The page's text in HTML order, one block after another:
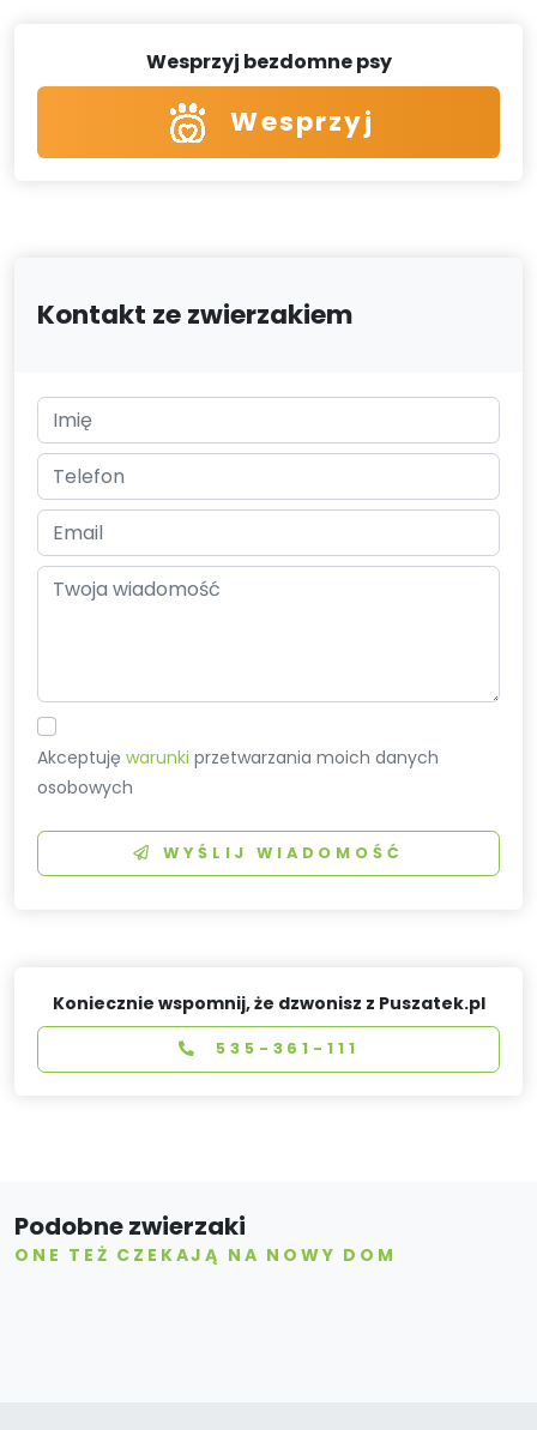
Wesprzyj bezdomne psy
Wesprzyj
Kontakt ze zwierzakiem
Akceptujęwarunki przetwarzania moich danych
osobowych
WYŚLIJ WIADOMOŚĆ
Koniecznie wspomnij, że dzwonisz z Puszatek.pl
535-361-111
Podobne zwierzaki
ONE TEŻ CZEKAJĄ NA NOWY DOM